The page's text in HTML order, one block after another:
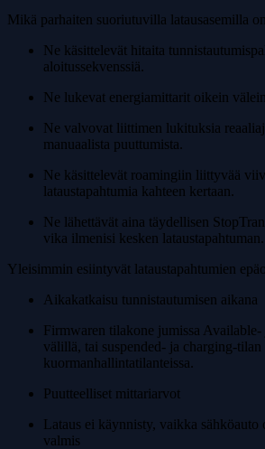
Mikä parhaiten suoriutuvilla latausasemilla
Ne käsittelevät hitaita
aloitussekvenssiä.
Ne lukevat energiamittarit oikein
Ne valvovat liittimen lukituksia
manuaalista puuttumista.
Ne käsittelevät roamingiin liittyvää
lataustapahtumia kahteen kertaan.
Ne lähettävät aina täydellisen
vika ilmenisi kesken lataustapahtuman.
Yleisimmin esiintyvät lataustapahtumien
Aikakatkaisu tunnistautumisen aikana
Firmwaren tilakone jumissa
välillä, tai suspended- ja charging-
kuormanhallintatilanteissa.
Puutteelliset mittariarvot
Lataus ei käynnisty, vaikka sähköauto
valmis